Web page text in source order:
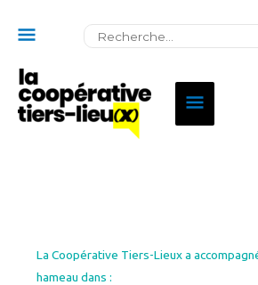
Rechercher:
de
l'en-
Menu
La Coopérative Tiers-Lieux a
hameau dans :